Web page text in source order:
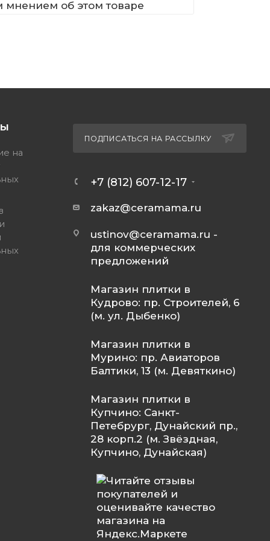
мнением об этом товаре
на
ПОДПИСАТЬСЯ НА РАССЫЛКУ
+7 (812) 607-12-17
zakaz@ceramama.ru
ustinov@ceramama.ru -
для коммерческих
предложений
Магазин плитки в
Кудрово: пр. Строителей, 6
(м. ул. Дыбенко)
Магазин плитки в
Мурино: пр. Авиаторов
Балтики, 13 (м. Девяткино)
Магазин плитки в
Купчино: Санкт-
Петебрург, Дунайский пр.,
28 корп.2 (м. Звёздная,
Купчино, Дунайская)